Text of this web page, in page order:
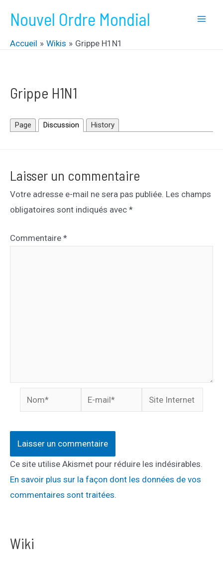
contenu
Nouvel Ordre Mondial
Accueil Wikis Grippe H1N1
Wiki
Grippe H1N1
Page Discussion History
Laisser un commentaire
Votre adresse e-mail ne sera pas publiée. Les champs
obligatoires sont indiqués avec *
Commentaire *
Nom*
mail*
Site
Internet
Ce site utilise Akismet pour réduire les indésirables.
En savoir plus sur la façon dont les données de vos
commentaires sont traitées.